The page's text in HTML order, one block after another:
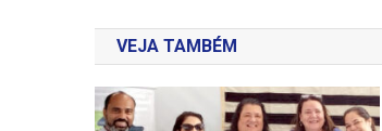
de
Post
VEJA TAMBÉM